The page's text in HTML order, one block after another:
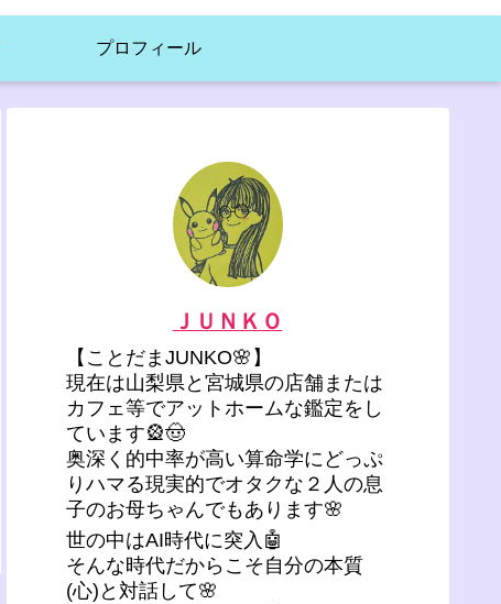
プロフィール
ＪＵＮＫＯ
【ことだまJUNKO🌸】
現在は山梨県と宮城県の店舗または
カフェ等でアットホームな鑑定をし
ています🎡🤠
奥深く的中率が高い算命学にどっぷ
りハマる現実的でオタクな２人の息
子のお母ちゃんでもあります🌸
世の中はAI時代に突入🤖
そんな時代だからこそ自分の本質
(心)と対話して🌸